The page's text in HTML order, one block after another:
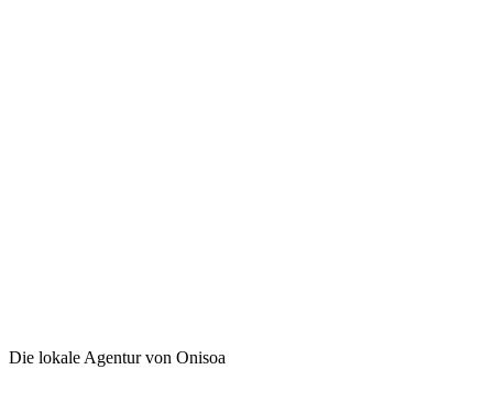
Die lokale Agentur von Onisoa